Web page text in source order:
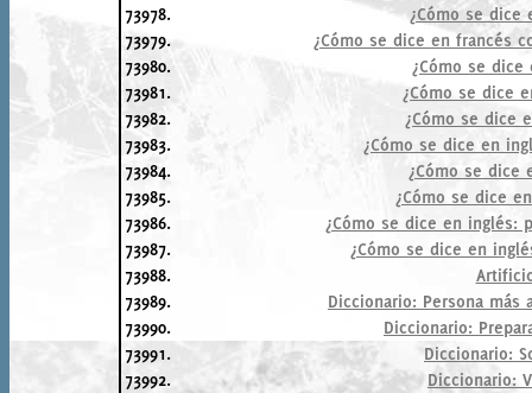
73978.
¿Cómo se dice
73979.
¿Cómo se dice en francés
73980.
¿Cómo se dice
73981.
¿Cómo se dice
73982.
¿Cómo se dice
73983.
¿Cómo se dice en
73984.
¿Cómo se dice
73985.
¿Cómo se dice
73986.
¿Cómo se dice en inglés:
73987.
¿Cómo se dice en
73988.
73989.
Diccionario: Persona más
73990.
Diccionario:
73991.
Diccionario:
73992.
Diccionario: